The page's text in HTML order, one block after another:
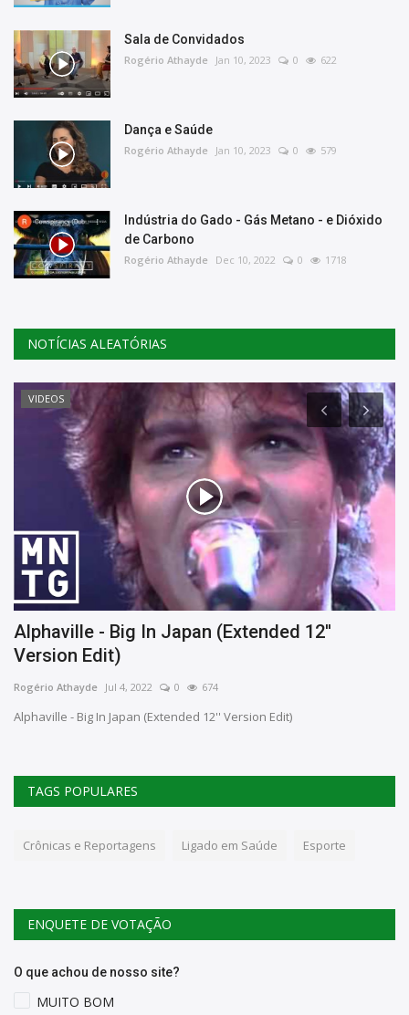
Sala de Convidados
Rogério Athayde Jan 10, 2023 0 622
Dança e Saúde
Rogério Athayde Jan 10, 2023 0 579
Indústria do Gado - Gás Metano - e Dióxido
de Carbono
Rogério Athayde Dec 10, 2022 0 1718
NOTÍCIAS ALEATÓRIAS
VIDEOS
Alphaville - Big In Japan (Extended 12''
Version Edit)
Rogério Athayde Jul 4, 2022 0 674
Alphaville - Big In Japan (Extended 12'' Version Edit)
TAGS POPULARES
Crônicas e Reportagens Ligado em Saúde Esporte
ENQUETE DE VOTAÇÃO
O que achou de nosso site?
MUITO BOM